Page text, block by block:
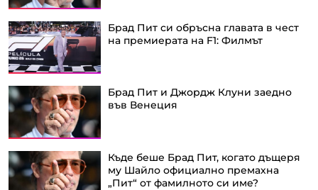
Брад Пит си обръсна главата в чест
на премиерата на F1: Филмът
Брад Пит и Джордж Клуни заедно
във Венеция
Къде беше Брад Пит, когато дъщеря
му Шайло официално премахна
„Пит“ от фамилното си име?